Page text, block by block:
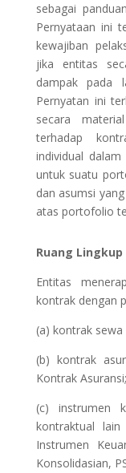
sebagai
Pernyataan ini
kewajiban
jika entitas
dampak pada
Pernyatan ini
secara
terhadap
individual
untuk suatu
dan asumsi
atas portofolio
Ruang Lingkup
Entitas
kontrak dengan
(a) kontrak sewa
(b) kontrak
Kontrak Asuransi;
(c) instrumen
kontraktual
Instrumen
Konsolidasian,